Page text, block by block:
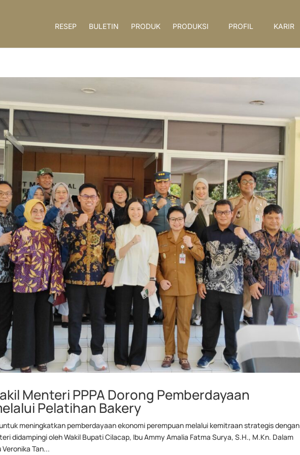
RESEP BULETIN PRODUK PRODUKSI PROFIL KARIR
Menteri PPPA Dorong Pemberdayaan
Pelatihan Bakery
meningkatkan pemberdayaan ekonomi perempuan melalui kemitraan strategis dengan
didampingi oleh Wakil Bupati Cilacap, Ibu Ammy Amalia Fatma Surya, S.H., M.Kn. Dalam
Tan...